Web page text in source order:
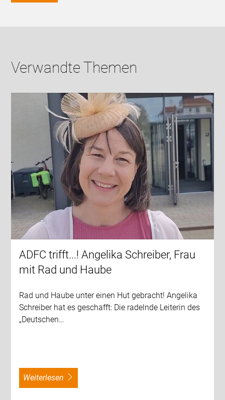
Verwandte Themen
ADFC trifft...! Angelika Schreiber, Frau
mit Rad und Haube
Rad und Haube unter einen Hut gebracht! Angelika
Schreiber hat es geschafft: Die radelnde Leiterin des
„Deutschen…
weiterlesen